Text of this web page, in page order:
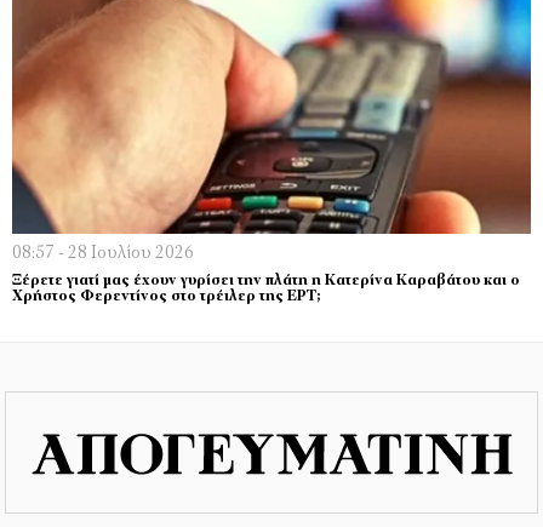
08:57 - 28 Ιουλίου 2026
Ξέρετε γιατί μας έχουν γυρίσει την πλάτη η Κατερίνα Καραβάτου και ο
Χρήστος Φερεντίνος στο τρέιλερ της ΕΡΤ;